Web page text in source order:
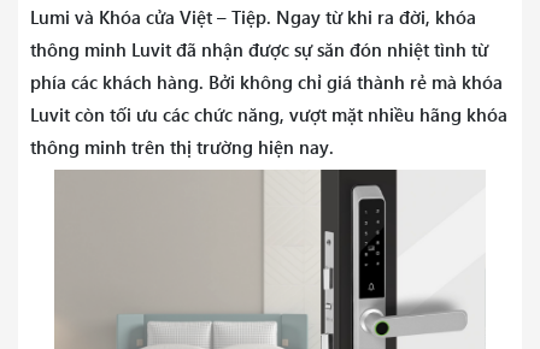
các thiết bị:
cản/không có vật cản)
Nhiệt độ hoạt động: -10 -> 55 độ C
Lumi và Khóa cửa Việt – Tiệp. Ngay từ khi ra đời, khóa
thông minh Luvit đã nhận được sự săn đón nhiệt tình từ
phía các khách hàng. Bởi không chỉ giá thành rẻ mà khóa
Luvit còn tối ưu các chức năng, vượt mặt nhiều hãng khóa
thông minh trên thị trường hiện nay.